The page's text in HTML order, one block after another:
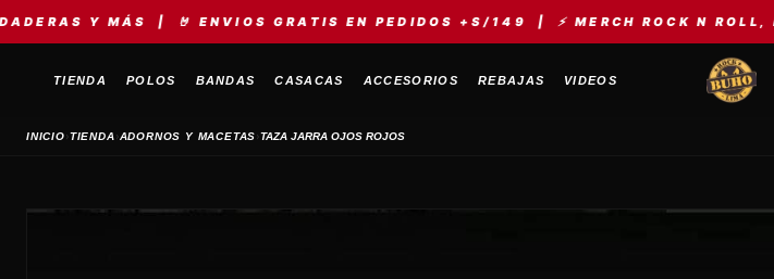
MÁS | 🤘 ENVIOS GRATIS EN PEDIDOS +S/149 | ⚡ MERCH ROCK N ROLL, HEAVY
TIENDA POLOS BANDAS CASACAS ACCESORIOS REBAJAS VIDEOS
INICIO›TIENDA›ADORNOS Y MACETAS›TAZA JARRA OJOS ROJOS